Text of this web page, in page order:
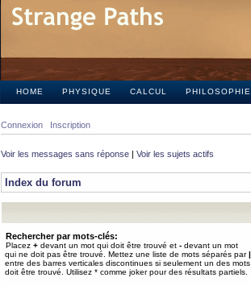
HOME PHYSIQUE CALCUL PHILOSOPHIE
Connexion Inscription
Voir les messages sans réponse | Voir les sujets actifs
Index du forum
Rechercher par mots-clés:
Placez + devant un mot qui doit être trouvé et - devant un mot
qui ne doit pas être trouvé. Mettez une liste de mots séparés par|
entre des barres verticales discontinues si seulement un des mots
doit être trouvé. Utilisez * comme joker pour des résultats partiels.